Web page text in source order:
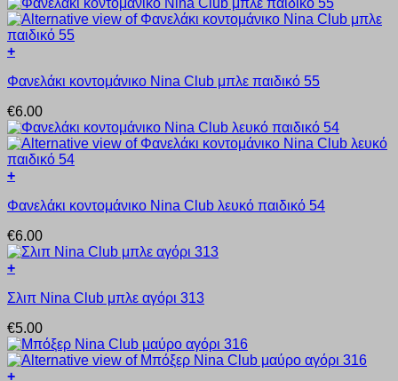
+
το
έχει
πολλαπλές
παραλλαγές.
Οι
επιλογές
να
στη
σελίδα
του
προϊόντος
Φανελάκι κοντομάνικο Nina Club μπλε παιδικό 55
€6.00
+
το
έχει
πολλαπλές
παραλλαγές.
επιλογές
να
επιλεγούν
στη
Φανελάκι κοντομάνικο Nina Club λευκό παιδικό 54
€6.00
+
το
έχει
πολλαπλές
παραλλαγές.
Σλιπ Nina Club μπλε αγόρι 313
€5.00
+